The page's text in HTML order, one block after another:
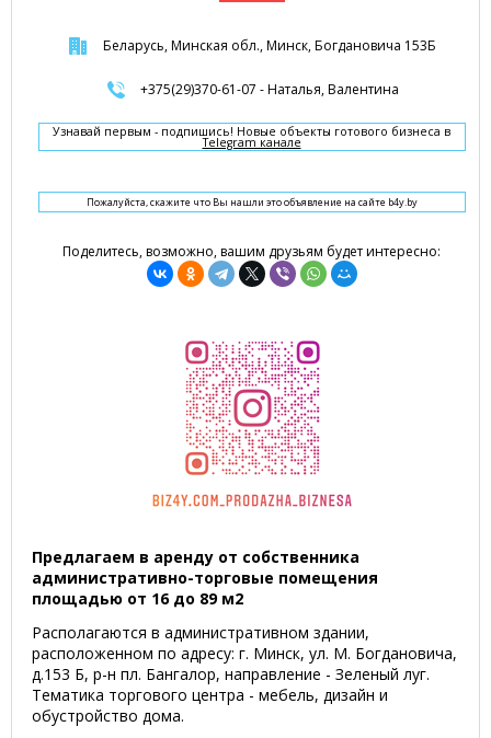
Беларусь, Минская обл., Минск, Богдановича 153Б
+375(29)370-61-07 - Наталья, Валентина
Узнавай первым - подпишись! Новые объекты готового бизнеса в
Telegram канале
Пожалуйста, скажите что Вы нашли это объявление на сайте b4y.by
Поделитесь, возможно, вашим друзьям будет интересно:
Предлагаем в аренду от собственника
административно-торговые помещения
площадью от 16 до 89 м2
Располагаются в административном здании,
расположенном по адресу: г. Минск, ул. М. Богдановича,
д.153 Б, р-н пл. Бангалор, направление - Зеленый луг.
Тематика торгового центра - мебель, дизайн и
обустройство дома.